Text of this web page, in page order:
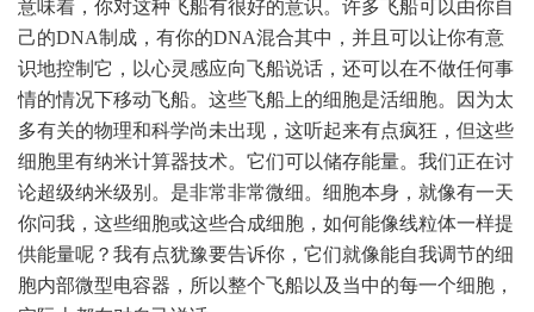
意味着，你对这种飞船有很好的意识。许多飞船可以由你自
己的DNA制成，有你的DNA混合其中，并且可以让你有意
识地控制它，以心灵感应向飞船说话，还可以在不做任何事
情的情况下移动飞船。这些飞船上的细胞是活细胞。因为太
多有关的物理和科学尚未出现，这听起来有点疯狂，但这些
细胞里有纳米计算器技术。它们可以储存能量。我们正在讨
论超级纳米级别。是非常非常微细。细胞本身，就像有一天
你问我，这些细胞或这些合成细胞，如何能像线粒体一样提
供能量呢？我有点犹豫要告诉你，它们就像能自我调节的细
胞内部微型电容器，所以整个飞船以及当中的每一个细胞，